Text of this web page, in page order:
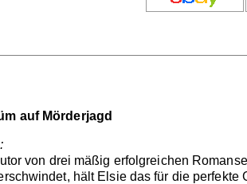
auf Mörderjagd
von drei mäßig erfolgreichen
hält Elsie das für die